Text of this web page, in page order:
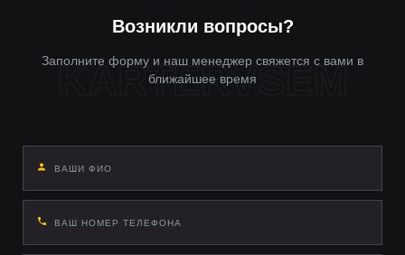
Возникли вопросы?
Заполните форму и наш менеджер свяжется с вами в
ближайшее время